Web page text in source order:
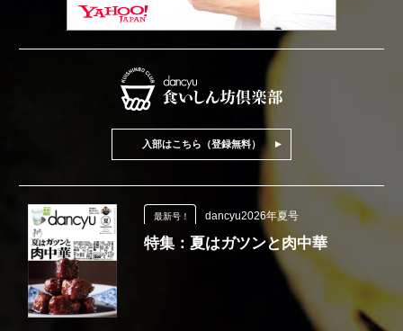
入部はこちら（登録無料）
最新号！ dancyu2026年夏号
特集：夏はガツンと肉中華